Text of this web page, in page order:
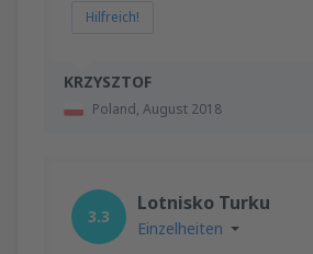
KRZYSZTOF
Poland, August 2018
Hilfreich!
3.3
Lotnisko Turku
Einzelheiten